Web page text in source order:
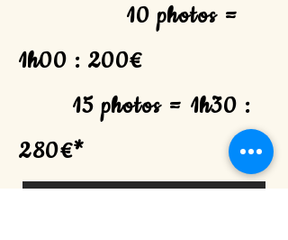
10 photos =
1h00 : 200€
15 photos = 1h30 :
280€*